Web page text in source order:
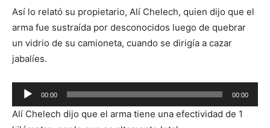
Así lo relató su propietario, Alí Chelech, quien dijo que el
arma fue sustraída por desconocidos luego de quebrar
un vidrio de su camioneta, cuando se dirigía a cazar
jabalíes.
Reproductor
de
audio
00:00 00:00
Alí Chelech dijo que el arma tiene una efectividad de 1